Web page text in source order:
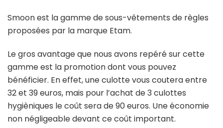
Smoon est la gamme de sous-vêtements de règles
proposées par la marque Etam.
Le gros avantage que nous avons repéré sur cette
gamme est la promotion dont vous pouvez
bénéficier. En effet, une culotte vous coutera entre
32 et 39 euros, mais pour l’achat de 3 culottes
hygièniques le coût sera de 90 euros. Une économie
non négligeable devant ce coût important.